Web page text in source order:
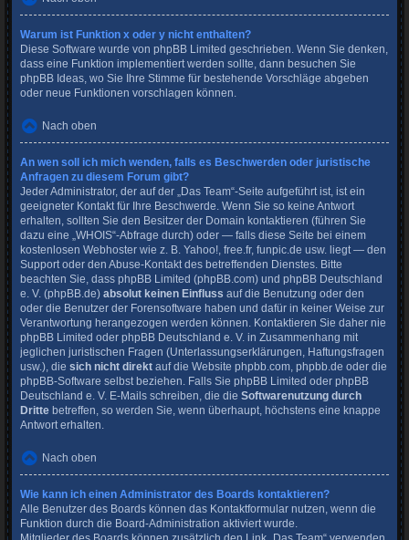
Warum ist Funktion x oder y nicht enthalten?
Diese Software wurde von phpBB Limited geschrieben. Wenn Sie denken,
dass eine Funktion implementiert werden sollte, dann besuchen Sie
phpBB Ideas, wo Sie Ihre Stimme für bestehende Vorschläge abgeben
oder neue Funktionen vorschlagen können.
Nach oben
An wen soll ich mich wenden, falls es Beschwerden oder juristische
Anfragen zu diesem Forum gibt?
Jeder Administrator, der auf der „Das Team“-Seite aufgeführt ist, ist ein
geeigneter Kontakt für Ihre Beschwerde. Wenn Sie so keine Antwort
erhalten, sollten Sie den Besitzer der Domain kontaktieren (führen Sie
dazu eine „WHOIS“-Abfrage durch) oder — falls diese Seite bei einem
kostenlosen Webhoster wie z. B. Yahoo!, free.fr, funpic.de usw. liegt — den
Support oder den Abuse-Kontakt des betreffenden Dienstes. Bitte
beachten Sie, dass phpBB Limited (phpBB.com) und phpBB Deutschland
e. V. (phpBB.de) absolut keinen Einfluss auf die Benutzung oder den
oder die Benutzer der Forensoftware haben und dafür in keiner Weise zur
Verantwortung herangezogen werden können. Kontaktieren Sie daher nie
phpBB Limited oder phpBB Deutschland e. V. in Zusammenhang mit
jeglichen juristischen Fragen (Unterlassungserklärungen, Haftungsfragen
usw.), die sich nicht direkt auf die Website phpbb.com, phpbb.de oder die
phpBB-Software selbst beziehen. Falls Sie phpBB Limited oder phpBB
Deutschland e. V. E-Mails schreiben, die die Softwarenutzung durch
Dritte betreffen, so werden Sie, wenn überhaupt, höchstens eine knappe
Antwort erhalten.
Nach oben
Wie kann ich einen Administrator des Boards kontaktieren?
Alle Benutzer des Boards können das Kontaktformular nutzen, wenn die
Funktion durch die Board-Administration aktiviert wurde.